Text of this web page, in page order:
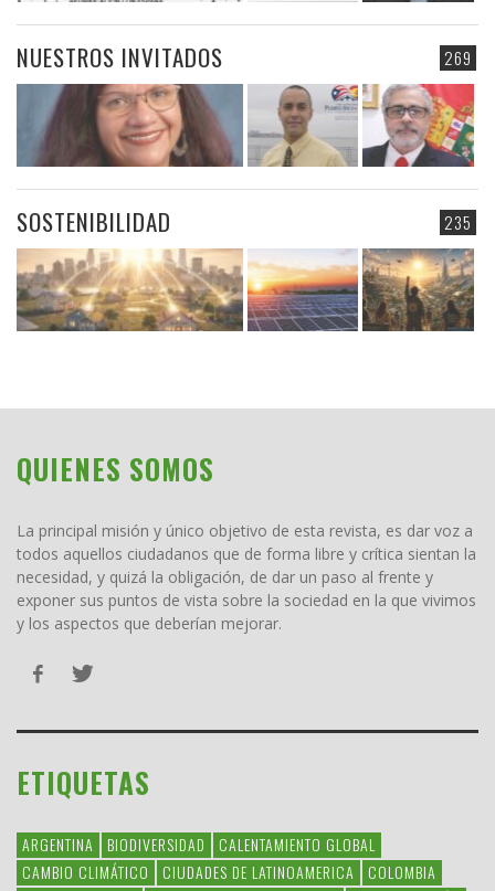
269
NUESTROS INVITADOS
235
SOSTENIBILIDAD
QUIENES SOMOS
La principal misión y único objetivo de esta revista, es dar voz a
todos aquellos ciudadanos que de forma libre y crítica sientan la
necesidad, y quizá la obligación, de dar un paso al frente y
exponer sus puntos de vista sobre la sociedad en la que vivimos
y los aspectos que deberían mejorar.
ETIQUETAS
ARGENTINA BIODIVERSIDAD
CALENTAMIENTO GLOBAL
CAMBIO CLIMÁTICO
CIUDADES DE LATINOAMERICA
COLOMBIA